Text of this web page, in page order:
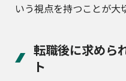
いう視点を持つことが大
転職後に求めら
ト